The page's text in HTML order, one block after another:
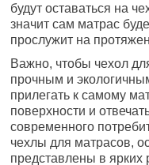
будут оставаться на
значит сам матрас
прослужит на
Важно, чтобы чехол
прочным и
прилегать к самому
поверхности и
современного
чехлы для матрасов,
представлены в ярких